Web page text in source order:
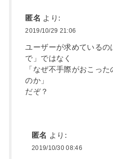
匿名 より:
2019/10/29 21:06
ユーザーが求めている
で」ではなく
「なぜ不手際がおこっ
のか」
だぞ？
匿名 より:
2019/10/30 08:46